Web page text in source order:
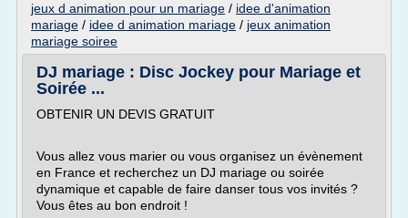
jeux d animation pour un mariage / idee d'animation
mariage / idee d animation mariage / jeux animation
mariage soiree
DJ mariage : Disc Jockey pour Mariage et
Soirée ...
OBTENIR UN DEVIS GRATUIT
Vous allez vous marier ou vous organisez un évènement
en France et recherchez un DJ mariage ou soirée
dynamique et capable de faire danser tous vos invités ?
Vous êtes au bon endroit !